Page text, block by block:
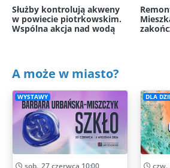
Służby kontrolują akweny
w powiecie piotrkowskim.
Wspólna akcja nad wodą
A może w miasto?
WYSTAWY
sob., 27 czerwca 10:00
DLA